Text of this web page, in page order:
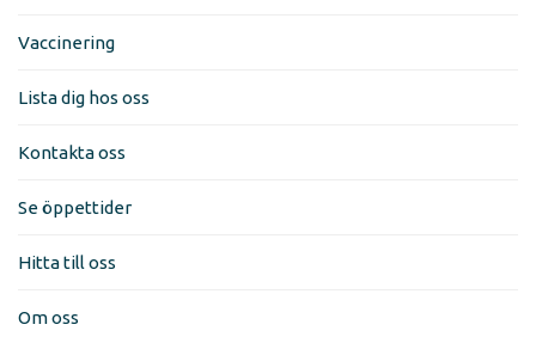
Vaccinering
Lista dig hos oss
Kontakta oss
Se öppettider
Hitta till oss
Om oss